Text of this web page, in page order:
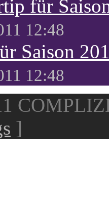
für
12:48
Saison
12:48
]